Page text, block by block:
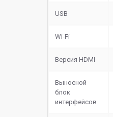
USB
Wi-Fi
Версия HDMI
Выносной
блок
интерфейсов